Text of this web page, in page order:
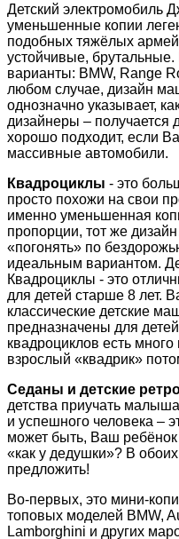
Детский электромобиль
уменьшенные копии
подобных тяжёлых
устойчивые, брутальные.
варианты: BMW, Range
любом случае, дизайн
однозначно указывает,
дизайнеры – получается
хорошо подходит, если
массивные автомобили.
Квадроциклы - это
просто похожи на свои
именно уменьшенная
пропорции, тот же
«погонять» по
идеальным вариантом.
Квадроциклы - это
для детей старше 8 лет.
классические детские
предназначены для
квадроциклов есть
взрослый «квадрик»
Седаны и детские
детства приучать
и успешного человека –
может быть, Ваш
«как у дедушки»? В
предложить!
Во-первых, это мини-
топовых моделей BMW,
Lamborghini и других